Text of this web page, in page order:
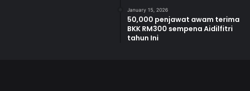
January 15, 2026
50,000 penjawat awam terima
BKK RM300 sempena Aidilfitri
tahun Ini